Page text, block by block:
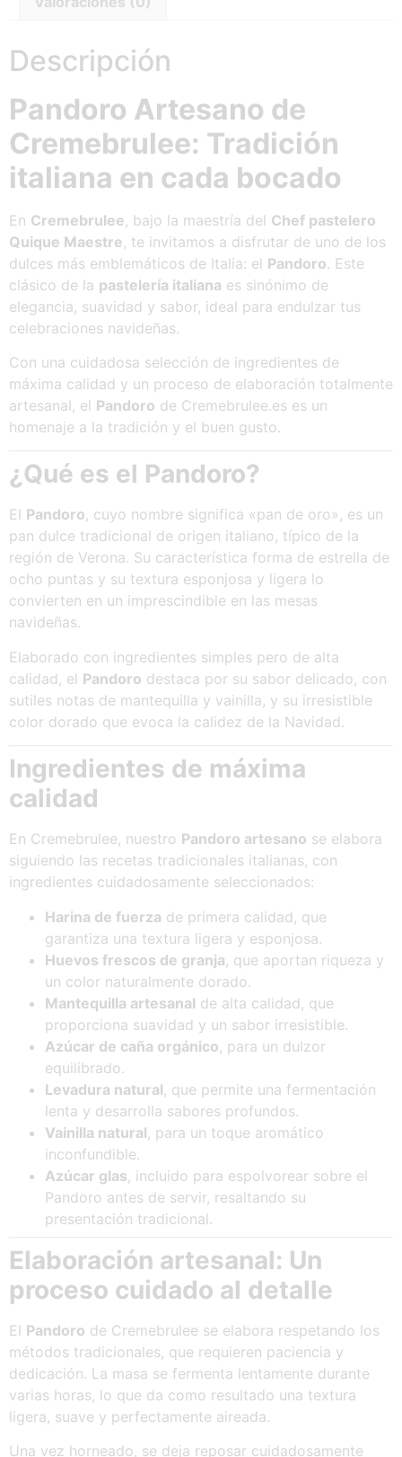
Descripción
Pandoro Artesano de
Cremebrulee: Tradición
italiana en cada bocado
En Cremebrulee, bajo la maestría del Chef pastelero
Quique Maestre, te invitamos a disfrutar de uno de los
dulces más emblemáticos de Italia: el Pandoro. Este
clásico de la pastelería italiana es sinónimo de
elegancia, suavidad y sabor, ideal para endulzar tus
celebraciones navideñas.
Con una cuidadosa selección de ingredientes de
máxima calidad y un proceso de elaboración totalmente
artesanal, el Pandoro de Cremebrulee.es es un
homenaje a la tradición y el buen gusto.
¿Qué es el Pandoro?
El Pandoro, cuyo nombre significa «pan de oro», es un
pan dulce tradicional de origen italiano, típico de la
región de Verona. Su característica forma de estrella de
ocho puntas y su textura esponjosa y ligera lo
convierten en un imprescindible en las mesas
navideñas.
Elaborado con ingredientes simples pero de alta
calidad, el Pandoro destaca por su sabor delicado, con
sutiles notas de mantequilla y vainilla, y su irresistible
color dorado que evoca la calidez de la Navidad.
Ingredientes de máxima
calidad
En Cremebrulee, nuestro Pandoro artesano se elabora
siguiendo las recetas tradicionales italianas, con
ingredientes cuidadosamente seleccionados:
Harina de fuerza de primera calidad, que
garantiza una textura ligera y esponjosa.
Huevos frescos de granja, que aportan riqueza y
un color naturalmente dorado.
Mantequilla artesanal de alta calidad, que
proporciona suavidad y un sabor irresistible.
Azúcar de caña orgánico, para un dulzor
equilibrado.
Levadura natural, que permite una fermentación
lenta y desarrolla sabores profundos.
Vainilla natural, para un toque aromático
inconfundible.
Azúcar glas, incluido para espolvorear sobre el
Pandoro antes de servir, resaltando su
presentación tradicional.
Elaboración artesanal: Un
proceso cuidado al detalle
El Pandoro de Cremebrulee se elabora respetando los
métodos tradicionales, que requieren paciencia y
dedicación. La masa se fermenta lentamente durante
varias horas, lo que da como resultado una textura
ligera, suave y perfectamente aireada.
Una vez horneado, se deja reposar cuidadosamente